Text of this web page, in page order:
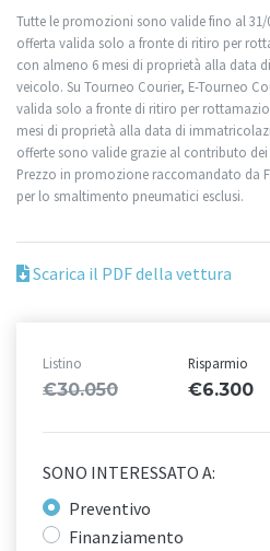
Tutte le promozioni sono valide fino al 31/
offerta valida solo a fronte di ritiro per
con almeno 6 mesi di proprietà alla data
veicolo. Su Tourneo Courier, E-Tourneo
valida solo a fronte di ritiro per
mesi di proprietà alla data di
offerte sono valide grazie al contributo
Prezzo in promozione raccomandato da
per lo smaltimento pneumatici esclusi.
Scarica il PDF della vettura
Listino
€30.050
Risparmio
€6.300
SONO INTERESSATO A:
Preventivo
Finanziamento